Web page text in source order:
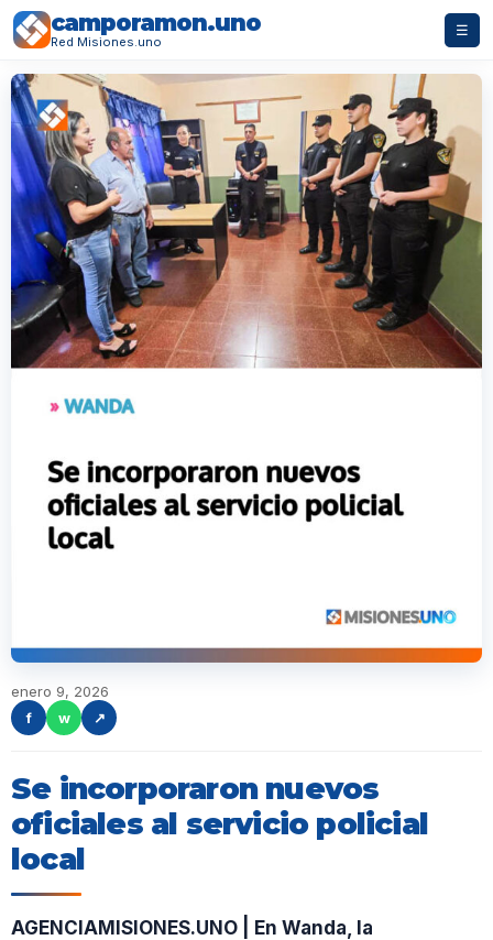
camporamon.uno
Red Misiones.uno
☰
enero 9, 2026
f
w ↗
Se incorporaron nuevos
oficiales al servicio policial
local
AGENCIAMISIONES.UNO | En Wanda, la